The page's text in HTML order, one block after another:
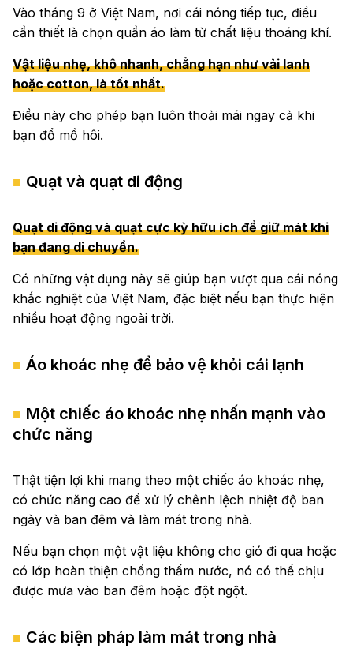
Vào tháng 9 ở Việt Nam, nơi cái nóng tiếp tục, điều
cần thiết là chọn quần áo làm từ chất liệu thoáng khí.
Vật liệu nhẹ, khô nhanh, chẳng hạn như vải lanh
hoặc cotton, là tốt nhất.
Điều này cho phép bạn luôn thoải mái ngay cả khi
bạn đổ mồ hôi.
Quạt và quạt di động
Quạt di động và quạt cực kỳ hữu ích để giữ mát khi
bạn đang di chuyển.
Có những vật dụng này sẽ giúp bạn vượt qua cái nóng
khắc nghiệt của Việt Nam, đặc biệt nếu bạn thực hiện
nhiều hoạt động ngoài trời.
Áo khoác nhẹ để bảo vệ khỏi cái lạnh
Một chiếc áo khoác nhẹ nhấn mạnh vào
chức năng
Thật tiện lợi khi mang theo một chiếc áo khoác nhẹ,
có chức năng cao để xử lý chênh lệch nhiệt độ ban
ngày và ban đêm và làm mát trong nhà.
Nếu bạn chọn một vật liệu không cho gió đi qua hoặc
có lớp hoàn thiện chống thấm nước, nó có thể chịu
được mưa vào ban đêm hoặc đột ngột.
Các biện pháp làm mát trong nhà